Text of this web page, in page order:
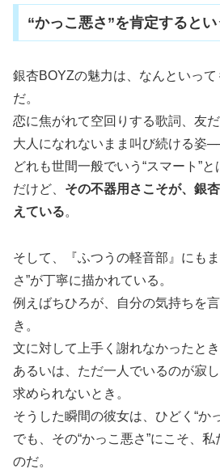
“かっこ悪さ”を肯定するとい
銀杏BOYZの魅力は、なんといって
だ。
恋に焦がれて空回りする歌詞、友だ
大人になれないまま叫び続ける姿
どれも世間一般でいう“スマート”と
だけど、 その不器用さこそが、銀
えている。
そして、『ふつうの軽音部』にも
さ”が丁寧に描かれている。
例えばちひろが、自分の気持ちを
き。
文に対して上手く謝れなかったとき
あるいは、ただ一人でいるのが寂
求められないとき。
そうした瞬間の彼女は、ひどく“か
でも、その“かっこ悪さ”にこそ、
のだ。